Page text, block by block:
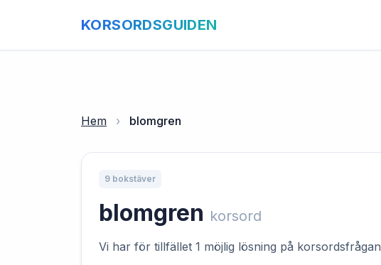
KORSORDSGUIDEN
Hem › blomgren
9 bokstäver
blomgren korsord
Vi har för tillfället 1 möjlig lösning på korsordsfrågan